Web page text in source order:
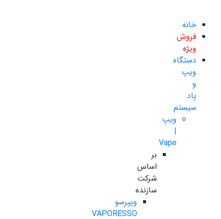
خانه
فروش
ویژه
دستگاه
ویپ
و
پاد
سیستم
ویپ
|
Vape
بر
اساس
شرکت
سازنده
ویپرسو
VAPORESSO